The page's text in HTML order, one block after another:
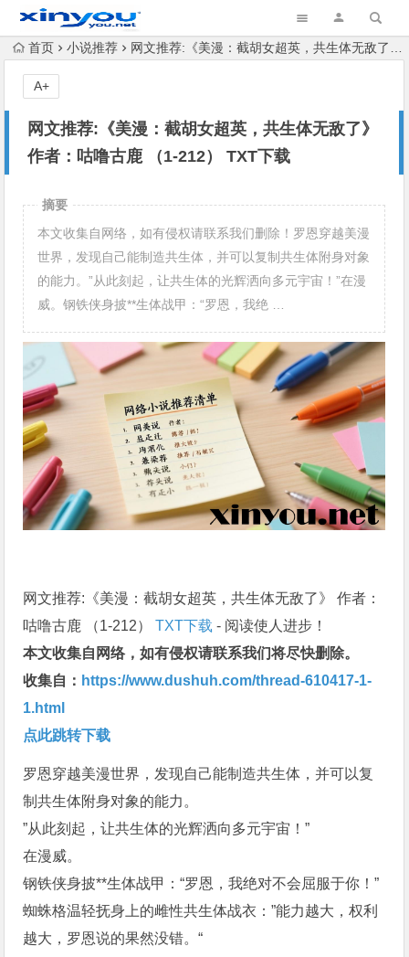
首页 小说推荐 网文推荐:《美漫：截胡女超英，共生体无敌了》 作者：咕噜古鹿 （1-212） TXT下载
网文推荐:《美漫：截胡女超英，共生体无敌了》
作者：咕噜古鹿 （1-212） TXT下载
A+
摘要
本文收集自网络，如有侵权请联系我们删除！罗恩穿越美漫
世界，发现自己能制造共生体，并可以复制共生体附身对象
的能力。”从此刻起，让共生体的光辉洒向多元宇宙！”在漫
威。钢铁侠身披**生体战甲：“罗恩，我绝 …
网文推荐:《美漫：截胡女超英，共生体无敌了》 作者：
咕噜古鹿 （1-212）TXT下载 - 阅读使人进步！
本文收集自网络，如有侵权请联系我们将尽快删除。
收集自： https://www.dushuh.com/thread-610417-1-
1.html
点此跳转下载
罗恩穿越美漫世界，发现自己能制造共生体，并可以复
制共生体附身对象的能力。
”从此刻起，让共生体的光辉洒向多元宇宙！”
在漫威。
钢铁侠身披**生体战甲：“罗恩，我绝对不会屈服于你！”
蜘蛛格温轻抚身上的雌性共生体战衣：”能力越大，权利
越大，罗恩说的果然没错。“